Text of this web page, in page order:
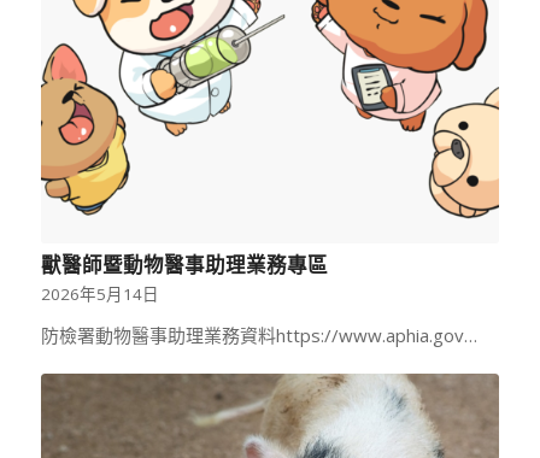
獸醫師暨動物醫事助理業務專區
2026年5月14日
防檢署動物醫事助理業務資料https://www.aphia.gov…